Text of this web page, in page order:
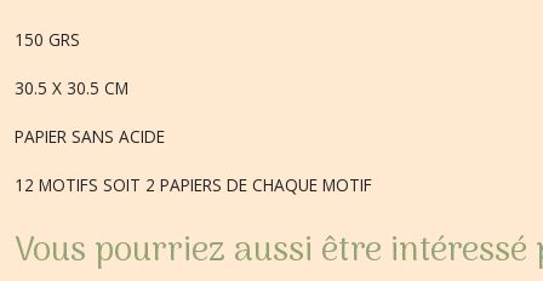
150 GRS
30.5 X 30.5 CM
PAPIER SANS ACIDE
12 MOTIFS SOIT 2 PAPIERS DE CHAQUE MOTIF
Vous pourriez aussi être intéressé